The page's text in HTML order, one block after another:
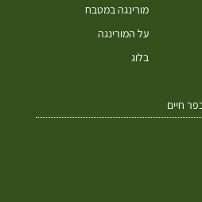
חיים
מורינגה במטבח
על המורינגה
בלוג